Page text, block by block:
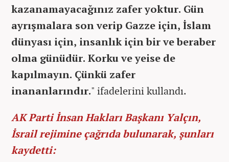
kazanamayacağınız zafer yoktur. Gün
ayrışmalara son verip Gazze için, İslam
dünyası için, insanlık için bir ve beraber
olma günüdür. Korku ve yeise de
kapılmayın. Çünkü zafer
inananlarındır." ifadelerini kullandı.
AK Parti İnsan Hakları Başkanı Yalçın,
İsrail rejimine çağrıda bulunarak, şunları
kaydetti: